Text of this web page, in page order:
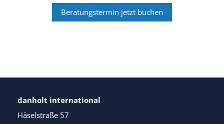
Beratungstermin jetzt buchen
danholt international
Häselstraße 57